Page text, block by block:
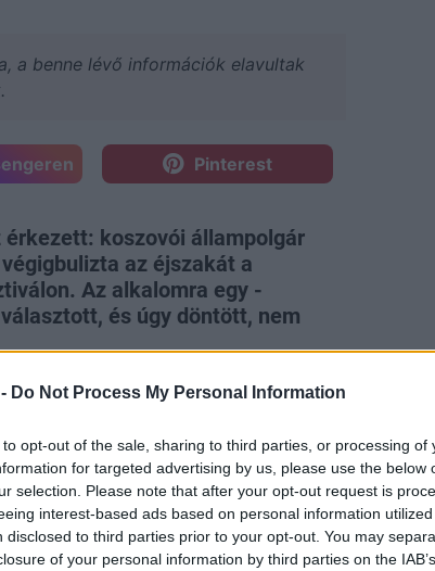
Do Not Process My Personal Information
to opt-out of the sale, sharing to third parties, or processing of
for targeted advertising by us, please use the below
selection. Please note that after your opt-out request is
interest-based ads based on personal information
disclosed to third parties prior to your opt-out. You may
of your personal information by third parties on the
a benne lévő információk elavultak
Pinterest
koszovói állampolgár
az éjszakát a
Az alkalomra egy -
és úgy döntött, nem
és ezt most ismét
ban bulizott a fesztiválon, amihez
harisnyát vett fel. A végeredmény